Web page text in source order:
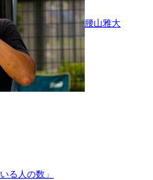
腰山雅大
る人の数」